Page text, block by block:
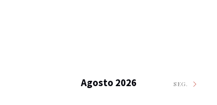
Agosto 2026 SEG.